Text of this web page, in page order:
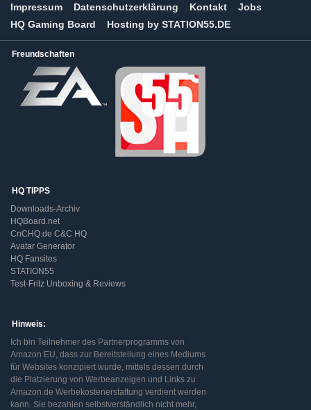
Impressum Datenschutzerklärung Kontakt
Jobs
HQ Gaming Board
Hosting by STATION55.DE
Freundschaften
HQ TIPPS
Downloads-Archiv
HQBoard.net
CnCHQ.de C&C HQ
Avatar Generator
HQ Fansites
STATION55
Test-Fritz Unboxing & Reviews
Hinweis:
Ich bin Teilnehmer des Partnerprogramms von
Amazon EU, dass zur Bereitstellung eines Mediums
für Websites konzipiert wurde, mittels dessen durch
die Platzierung von Werbeanzeigen und Links zu
Amazon.de Werbekostenerstattung verdient werden
kann. Sie bezahlen selbstverständlich nicht mehr,